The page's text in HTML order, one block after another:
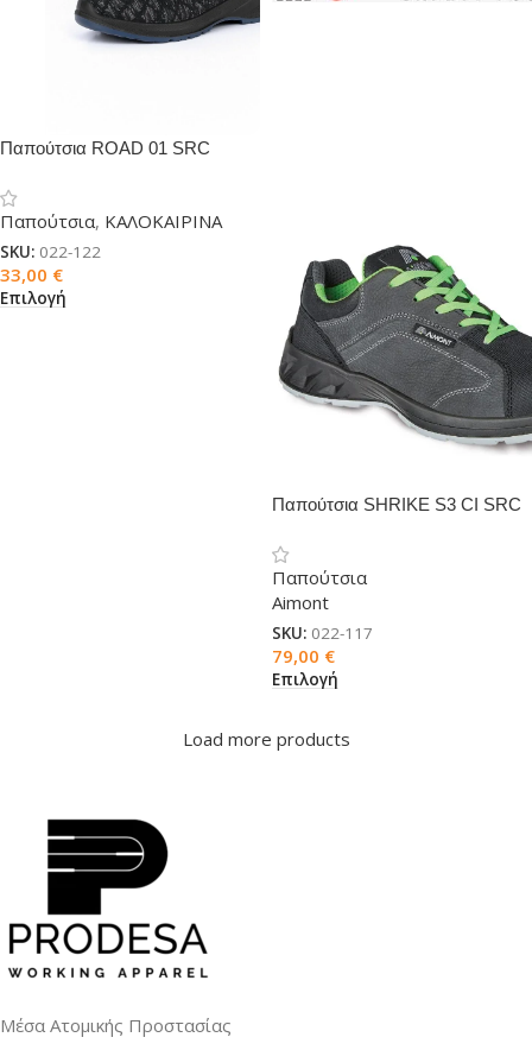
Παπούτσια ROAD 01 SRC
Παπούτσια, ΚΑΛΟΚΑΙΡΙΝΑ
SKU: 022-122
33,00 €
Επιλογή
Παπούτσια SHRIKE S3 CI SRC
Παπούτσια
Aimont
SKU: 022-117
79,00 €
Επιλογή
Load more products
Μέσα Ατομικής Προστασίας